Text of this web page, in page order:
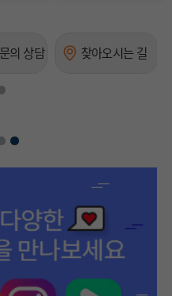
의 상담 찾아오시는 길